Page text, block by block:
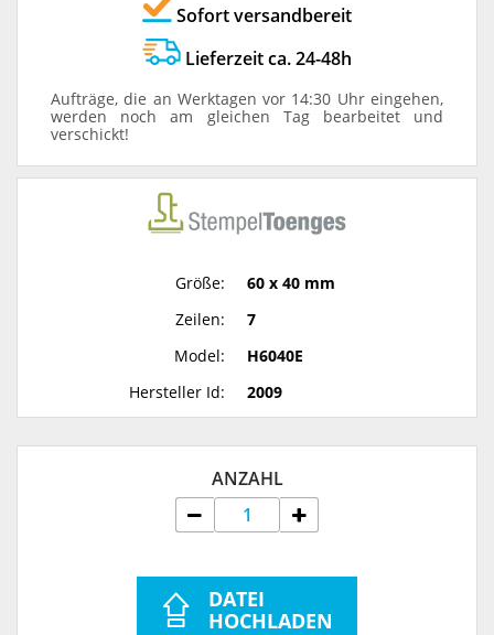
Sofort versandbereit
Lieferzeit ca. 24-48h
Aufträge, die an Werktagen vor 14:30 Uhr eingehen,
werden noch am gleichen Tag bearbeitet und
verschickt!
Größe:
60 x 40 mm
Zeilen:
7
Model:
H6040E
Hersteller Id:
2009
ANZAHL
DATEI
HOCHLADEN